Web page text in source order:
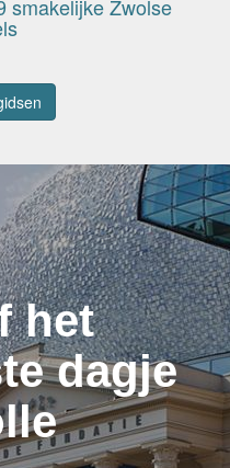
smakelijke Zwolse
het
dagje